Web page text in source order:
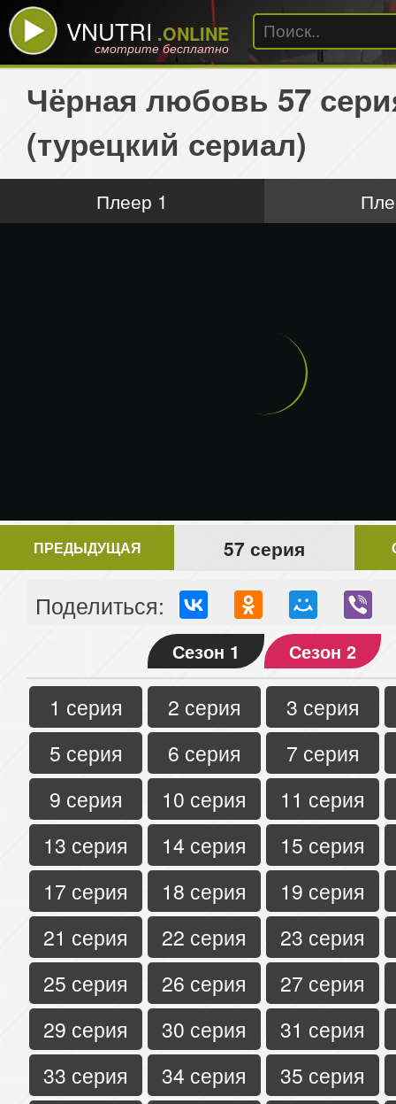
VNUTRI .ONLINE
смотрите бесплатно
Чёрная любовь 57
(турецкий сериал)
Плеер 1
ПРЕДЫДУЩАЯ 57 серия
Поделиться:
Сезон 1 Сезон 2
1 серия 2 серия
3 серия
5 серия
6 серия
7 серия
9 серия
10 серия
11 серия
13 серия
14 серия
15 серия
17 серия
18 серия
19 серия
21 серия
22 серия
23 серия
25 серия
26 серия
27 серия
29 серия
30 серия
31 серия
33 серия
34 серия
35 серия